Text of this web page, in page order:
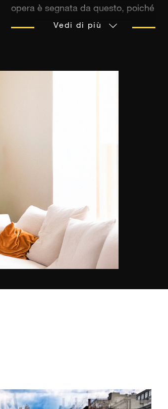
opera è segnata da questo, poiché
è soprattutto una riflessione sulla
questo. Dobbiamo quindi fare delle
scelte? Non credo, non voglio. Per
tradurre in immagini questa
"congestione" della vita urbana,
Laurent Dequick non esita a
ricorda il cubismo nella resa
dell'astrazione e nella
Vedi di più